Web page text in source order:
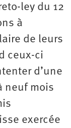
ley du 12
à
de leurs
ceux-ci
d’une
neuf mois
exercée